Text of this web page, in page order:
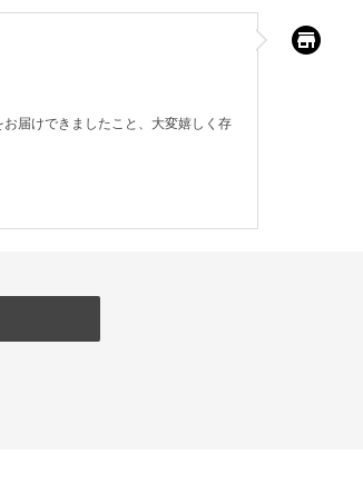
届けできましたこと、大変嬉しく存